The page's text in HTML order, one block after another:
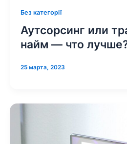
Без категорії
Аутсорсинг или
найм — что
25 марта, 2023